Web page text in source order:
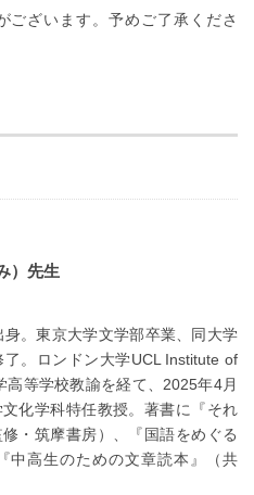
ざいます。予めご了承くださ
）先生
。東京大学文学部卒業、同大学
。ロンドン大学UCL Institute of
等学校教諭を経て、2025年4月
化学科特任教授。著書に『それ
・筑摩書房）、『国語をめぐる
中高生のための文章読本』（共